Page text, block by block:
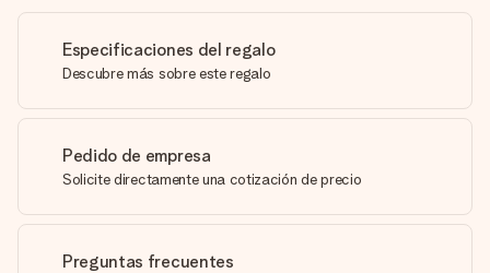
Especificaciones del regalo
Descubre más sobre este regalo
Pedido de empresa
Solicite directamente una cotización de precio
Preguntas frecuentes